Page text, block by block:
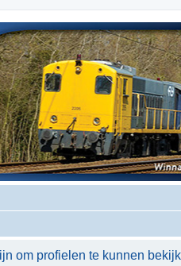
om profielen te kunnen